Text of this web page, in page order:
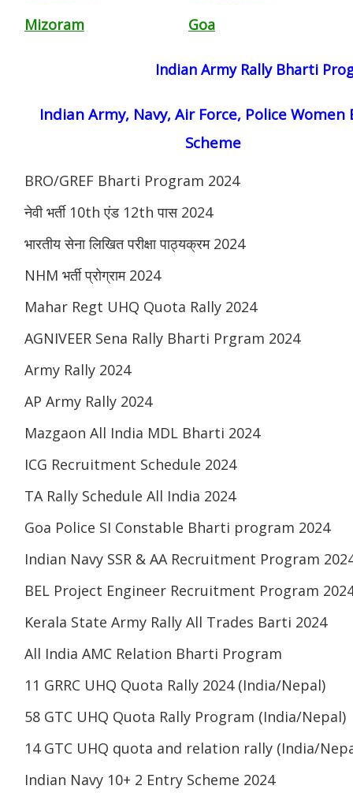
Mizoram
Goa
Indian Army Rally Bharti
Indian Army, Navy, Air Force, Police Women
Scheme
BRO/GREF Bharti Program 2024
नेवी भर्ती 10th एंड 12th पास 2024
भारतीय सेना लिखित परीक्षा पाठ्यक्रम 2024
NHM भर्ती प्रोग्राम 2024
Mahar Regt UHQ Quota Rally 2024
AGNIVEER Sena Rally Bharti Prgram 2024
Army Rally 2024
AP Army Rally 2024
Mazgaon All India MDL Bharti 2024
ICG Recruitment Schedule 2024
TA Rally Schedule All India 2024
Goa Police SI Constable Bharti program 2024
Indian Navy SSR & AA Recruitment Program
BEL Project Engineer Recruitment Program
Kerala State Army Rally All Trades Barti 2024
All India AMC Relation Bharti Program
11 GRRC UHQ Quota Rally 2024 (India/Nepal)
58 GTC UHQ Quota Rally Program (India/Nepal)
14 GTC UHQ quota and relation rally (India/
Indian Navy 10+ 2 Entry Scheme 2024